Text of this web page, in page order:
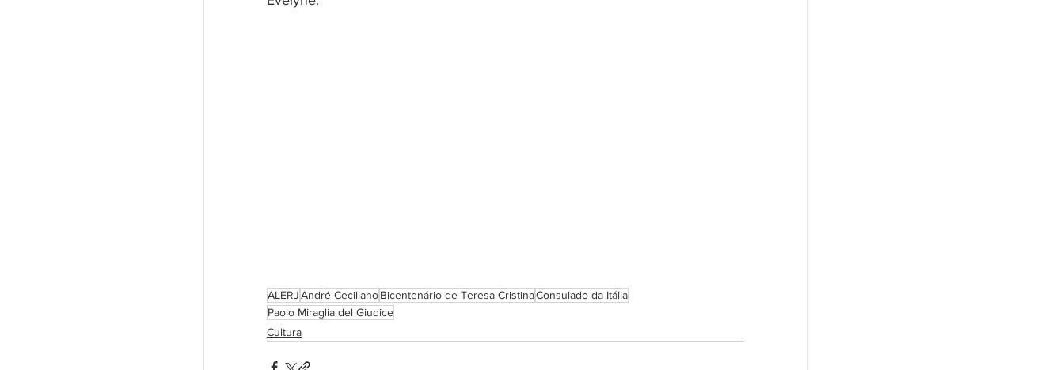
ALERJAndré CecilianoBicentenário de Teresa CristinaConsulado da Itália
Paolo Miraglia del Giudice
Cultura